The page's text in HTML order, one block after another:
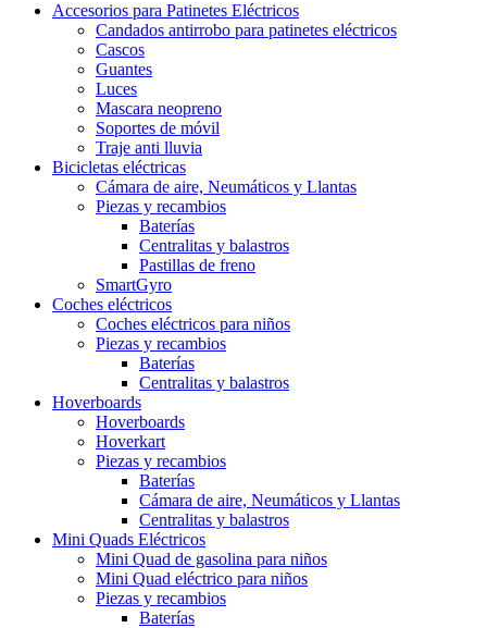
Accesorios para Patinetes Eléctricos
Candados antirrobo para patinetes eléctricos
Cascos
Guantes
Luces
Mascara neopreno
Soportes de móvil
Traje anti lluvia
Bicicletas eléctricas
Cámara de aire, Neumáticos y Llantas
Piezas y recambios
Baterías
Centralitas y balastros
Pastillas de freno
SmartGyro
Coches eléctricos
Coches eléctricos para niños
Piezas y recambios
Baterías
Centralitas y balastros
Hoverboards
Hoverboards
Hoverkart
Piezas y recambios
Baterías
Cámara de aire, Neumáticos y Llantas
Centralitas y balastros
Mini Quads Eléctricos
Mini Quad de gasolina para niños
Mini Quad eléctrico para niños
Piezas y recambios
Baterías